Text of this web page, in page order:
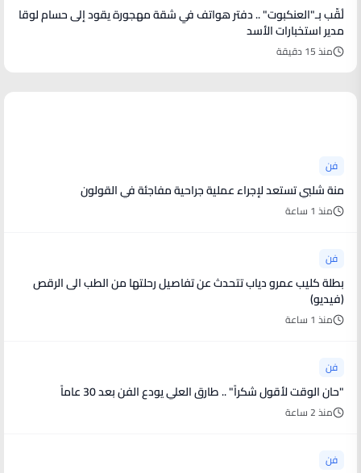
لُقّب بـ"العنكبوت" .. دفتر هواتف في شقة مهجورة يقود إلى حسام لوقا
مدير استخبارات الأسد
منذ 15 دقيقة
فن
منة شلبي تستعد لإجراء عملية جراحية مفاجئة في القولون
منذ 1 ساعة
فن
بطلة كليب عمرو دياب تتحدث عن تفاصيل رحلتها من الطب الى الرقص
(فيديو)
منذ 1 ساعة
فن
"حان الوقت لأقول شكراً" .. طارق العلي يودع الفن بعد 30 عاماً
منذ 2 ساعة
فن